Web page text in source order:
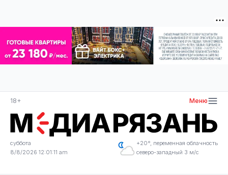
18+ Меню
суббота
8/8/2026 12:01:11 am
+20°, переменная облачность
северо-западный 3 м/с